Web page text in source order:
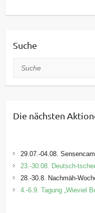
Suche
Suche
Die nächsten
29.07.-04.08.
23.-30.08. Deutsch-
28.-30.8. Nachmäh-
4.-6.9. Tagung „Wieviel